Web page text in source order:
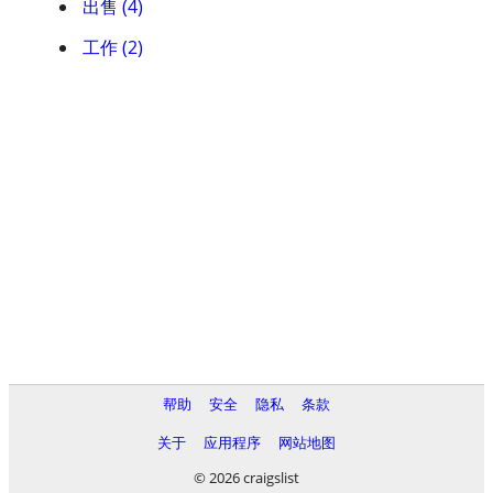
出售 (4)
工作 (2)
帮助 安全 隐私
条款
关于
应用程序
网站地图
© 2026 craigslist